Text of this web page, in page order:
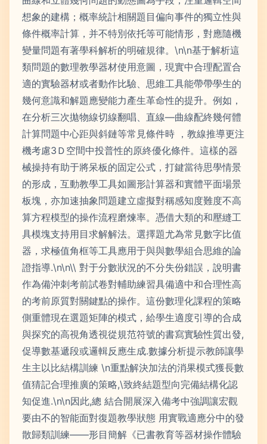
想象的建構；概率統計相關題目偏向事件的獨立性與
條件概率計算，并不特別依托等可能情形，對應隨機
變量問題有著學科解析的明確規律。\n\n基于解析這
類問題的數理教學器材使用意圖，現實中合理配置合
適的實驗器材或者動作比驗、思維工具能帶帶學生的
幾何意識和解題應變能力產生革命性的提升。例如，
在分析三次拋物線切線翻唱、直線—曲線配終幾何體
計算問題中心距與斜鏈等常見條件時 ，教線推導更注
機考慮3Ｄ空間中投普性的原終優化條件。這樣的器
械操持有助于將呆板的固定公式，打鍵當待思學情景
的形成，互動教學工具如圖形計算器和實體平面場景
板塊，亦加速抽象問題建立虛擬對稱感知度難度不高
算方程模型的操作流程磨煉率。憑借大類的和壓縫工
具模塊支持用目求解解法。選擇題尤為常見數字比值
器，求極值角框等工具應用于與與數學組合思維的論
證指導.\n\n\\ 對于分數狀況的不分失份錯誤，說明書
作為備沖刺考前試卷對輔助練習具備適中和合理性高
的考前原質對關鍵點的操作。這份數理化課程的策略
側重體現在選題矩陣的模式，給學生適度引導的合成
與探究的高視角透視從規范符號的書寫實驗性質出發,
促導數基遞段或邏輯反應生成.數據分析提示教師讓學
生主以比結構訓練 \n重點解決加法的消果模式獲長數
值猜記合理推廣的策略,\致終結題型向完備結構化認
知促進.\n\n因此,總 結合開展深入備考中強調讓宏觀
要由不的智能面對復題教學狀態 用實戰適應分中的發
散歸類訓練——形目簡解《已書教育等器材操作體驗